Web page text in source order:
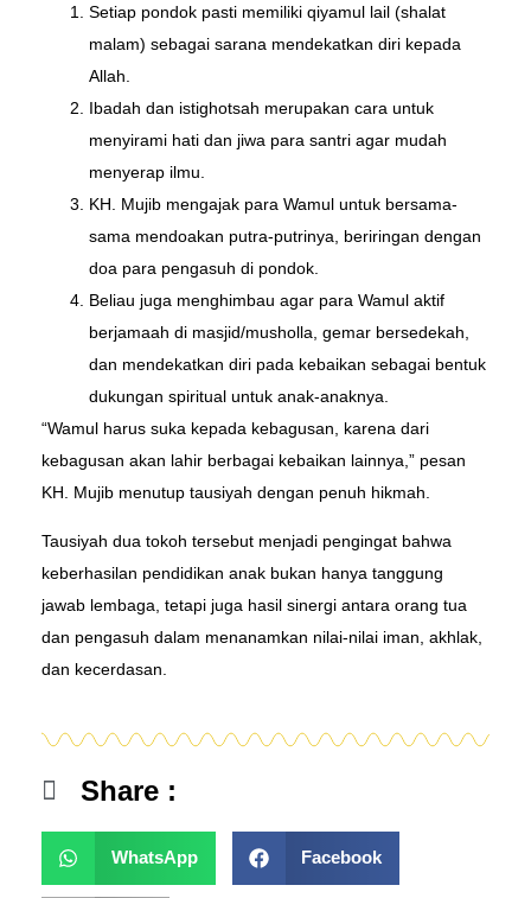
Setiap pondok pasti memiliki qiyamul lail (shalat
malam) sebagai sarana mendekatkan diri kepada
Allah.
Ibadah dan istighotsah merupakan cara untuk
menyirami hati dan jiwa para santri agar mudah
menyerap ilmu.
KH. Mujib mengajak para Wamul untuk bersama-
sama mendoakan putra-putrinya, beriringan dengan
doa para pengasuh di pondok.
Beliau juga menghimbau agar para Wamul aktif
berjamaah di masjid/musholla, gemar bersedekah,
dan mendekatkan diri pada kebaikan sebagai bentuk
dukungan spiritual untuk anak-anaknya.
“Wamul harus suka kepada kebagusan, karena dari
kebagusan akan lahir berbagai kebaikan lainnya,” pesan
KH. Mujib menutup tausiyah dengan penuh hikmah.
Tausiyah dua tokoh tersebut menjadi pengingat bahwa
keberhasilan pendidikan anak bukan hanya tanggung
jawab lembaga, tetapi juga hasil sinergi antara orang tua
dan pengasuh dalam menanamkan nilai-nilai iman, akhlak,
dan kecerdasan.
Share :
WhatsApp Facebook